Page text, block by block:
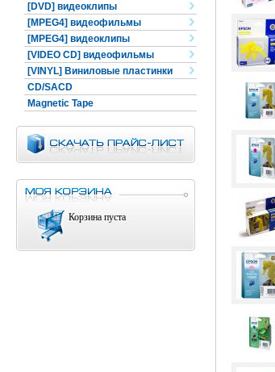
[DVD] видеоклипы
[MPEG4] видеофильмы
[MPEG4] видеоклипы
[VIDEO CD] видеофильмы
[VINYL] Виниловые пластинки
CD/SACD
Magnetic Tape
Корзина пуста